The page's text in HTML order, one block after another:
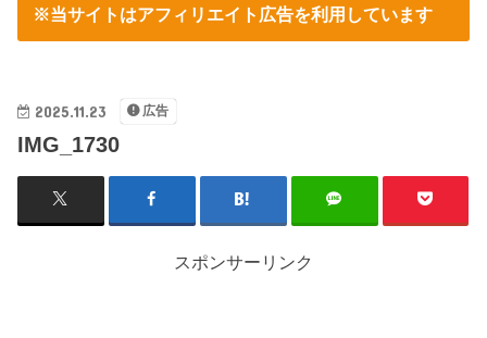
※当サイトはアフィリエイト広告を利用しています
2025.11.23 広告
IMG_1730
スポンサーリンク